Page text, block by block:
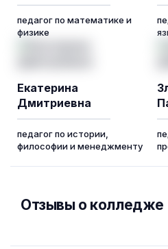
педагог по математике и
физике
Екатерина
Дмитриевна
педагог по истории,
философии и менеджменту
Отзывы о колледже